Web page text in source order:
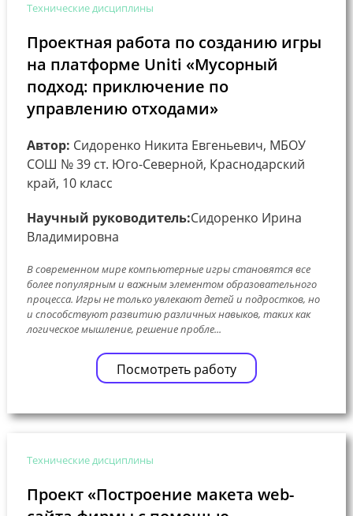
Технические дисциплины
Проектная работа по созданию игры
на платформе Uniti «Мусорный
подход: приключение по
управлению отходами»
Автор: Сидоренко Никита Евгеньевич, МБОУ
СОШ № 39 ст. Юго-Северной, Краснодарский
край, 10 класс
Научный руководитель:Сидоренко Ирина
Владимировна
В современном мире компьютерные игры становятся все
более популярным и важным элементом образовательного
процесса. Игры не только увлекают детей и подростков, но
и способствуют развитию различных навыков, таких как
логическое мышление, решение пробле...
Посмотреть работу
Технические дисциплины
Проект «Построение макета web-